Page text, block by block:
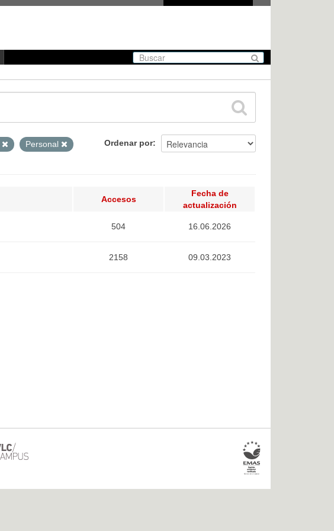
Ordenar por
Personal
Accesos
Fecha de
actualización
504 16.06.2026
2158 09.03.2023